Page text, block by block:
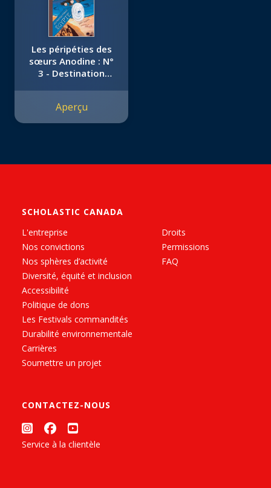
Les péripéties des
sœurs Anodine : N°
3 - Destination
Aperçu
SCHOLASTIC CANADA
L'entreprise
Nos convictions
Nos sphères d’activité
Diversité, équité et inclusion
Accessibilité
Politique de dons
Les Festivals commandités
Durabilité environnementale
Carrières
Soumettre un projet
Droits
Permissions
FAQ
CONTACTEZ-NOUS
Service à la clientèle